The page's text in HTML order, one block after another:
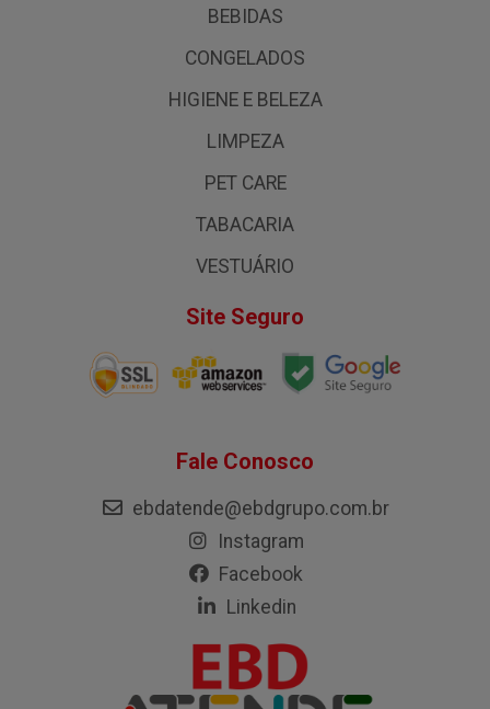
BEBIDAS
CONGELADOS
HIGIENE E BELEZA
LIMPEZA
PET CARE
TABACARIA
VESTUÁRIO
Site Seguro
Fale Conosco
ebdatende@ebdgrupo.com.br
Instagram
Facebook
Linkedin